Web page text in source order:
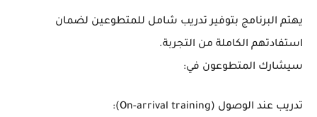
يهتم البرنامج بتوفير تدريب شامل للمتطوعين لضمان
استفادتهم الكاملة من التجربة.
سيشارك المتطوعون في:
تدريب عند الوصول (On-arrival training):